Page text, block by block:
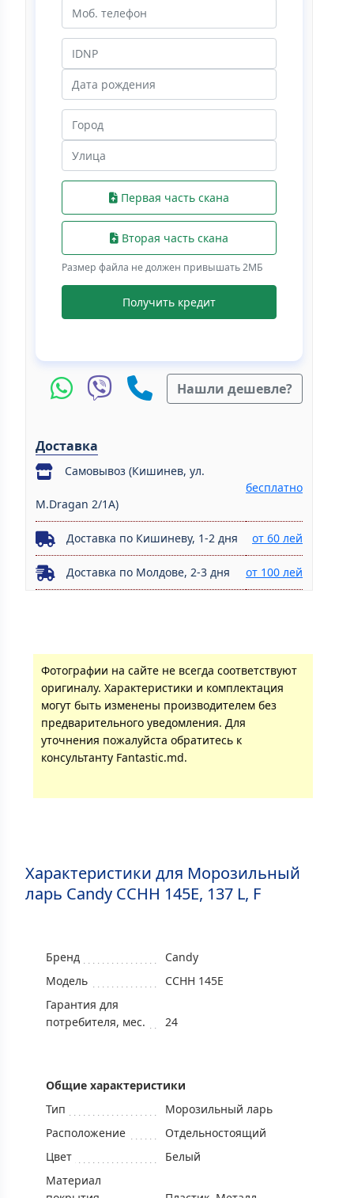
Первая часть скана
Вторая часть скана
Размер файла не должен привышать 2МБ
Получить кредит
Нашли дешевле?
Доставка
Самовывоз (Кишинев, ул.
M.Dragan 2/1A)
бесплатно
Доставка по Кишиневу, 1-2 дня от 60 лей
Доставка по Молдове, 2-3 дня от 100 лей
Фотографии на сайте не всегда соответствуют
оригиналу. Характеристики и комплектация
могут быть изменены производителем без
предварительного уведомления. Для
уточнения пожалуйста обратитесь к
консультанту Fantastic.md.
Характеристики для Морозильный
ларь Candy CCHH 145E, 137 L, F
Бренд
Candy
Модель
CCHH 145E
Гарантия для
потребителя, мес.
24
Общие характеристики
Тип
Морозильный ларь
Расположение
Отдельностоящий
Цвет
Белый
Материал